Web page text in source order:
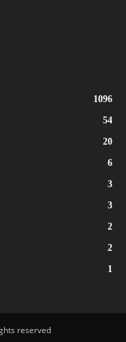
1096
54
20
6
3
3
2
2
1
reserved